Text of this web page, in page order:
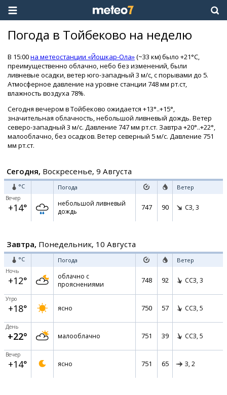
Погода в Тойбеково на неделю
В 15:00на метеостанции «Йошкар-Ола»(~33 км) было +21°C,
преимущественно облачно, небо без изменений, были
ливневые осадки, ветер юго-западный 3 м/с, с порывами до 5.
Атмосферное давление на уровне станции 748 мм рт.ст,
влажность воздуха 78%.
Сегодня вечером в Тойбеково ожидается +13°..+15°,
значительная облачность, небольшой ливневый дождь. Ветер
северо-западный 3 м/с. Давление 747 мм рт.ст. Завтра +20°..+22°,
малооблачно, без осадков. Ветер северный 5 м/с. Давление 751
мм рт.ст.
Сегодня, Воскресенье, 9 Августа
°C Погода Ветер
Вечер
+14°
небольшой ливневый
дождь
747 90 СЗ, 3
Завтра, Понедельник, 10 Августа
°C Погода Ветер
Ночь
+12°
облачно с
прояснениями
748 92 ССЗ, 3
Утро
+18° ясно 750 57 ССЗ, 5
День
+22° малооблачно 751 39 ССЗ, 5
Вечер
+14° ясно 751 65 З, 2